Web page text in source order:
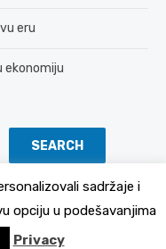
eru
ekonomiju
SEARCH
Privatnosti
sadržaje i
opciju u podešavanjima
Privacy